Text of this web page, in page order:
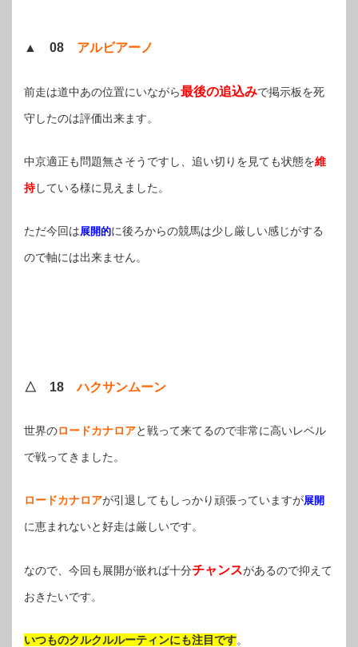
▲ 08 アルビアーノ
前走は道中あの位置にいながら最後の追込みで掲示板を死
守したのは評価出来ます。
中京適正も問題無さそうですし、追い切りを見ても状態を維
持している様に見えました。
ただ今回は展開的に後ろからの競馬は少し厳しい感じがする
ので軸には出来ません。
△ 18ハクサンムーン
世界のロードカナロアと戦って来てるので非常に高いレベル
で戦ってきました。
ロードカナロアが引退してもしっかり頑張っていますが展開
に恵まれないと好走は厳しいです。
なので、今回も展開が嵌れば十分チャンスがあるので抑えて
おきたいです。
いつものクルクルルーティンにも注目です。